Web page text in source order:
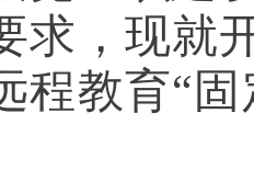
求，现就
程教育“